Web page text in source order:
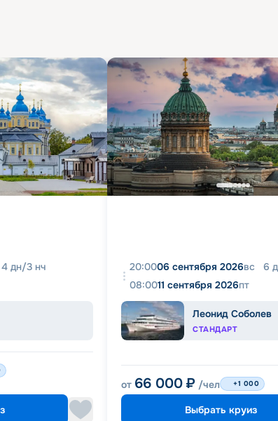
4 дн/3 нч
20:0006 сентября 2026вс 6
08:0011 сентября 2026пт
Леонид Соболев
СТАНДАРТ
от 66 000 ₽ /чел +1 000
Выбрать круиз